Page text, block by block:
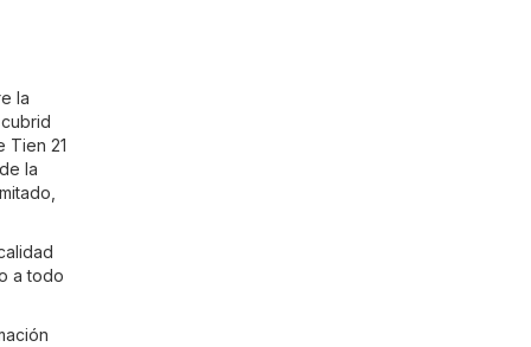
la
Tien 21
la
a todo